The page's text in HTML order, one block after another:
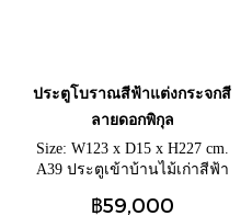
ประตูโบราณสีฟ้าแต่งกระจกสี
ลายดอกพิกุล
Size: W123 x D15 x H227 cm.
A39 ประตูเข้าบ้านไม้เก่าสีฟ้า
ลายพิกุลสีเขียว แกะสลักลาย
฿59,000